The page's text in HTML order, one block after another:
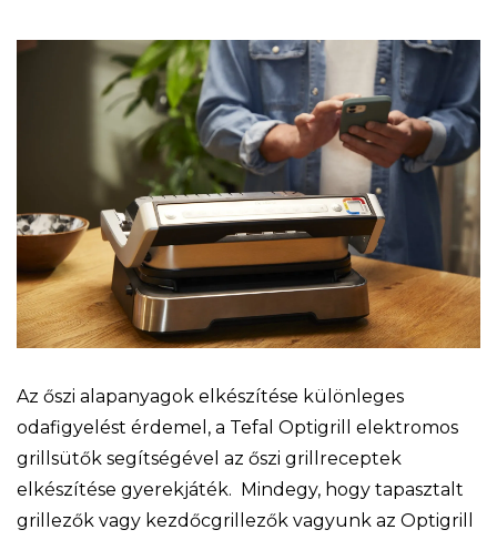
Az őszi alapanyagok elkészítése különleges
odafigyelést érdemel, a Tefal Optigrill elektromos
grillsütők segítségével az őszi grillreceptek
elkészítése gyerekjáték. Mindegy, hogy tapasztalt
grillezők vagy kezdőcgrillezők vagyunk az Optigrill